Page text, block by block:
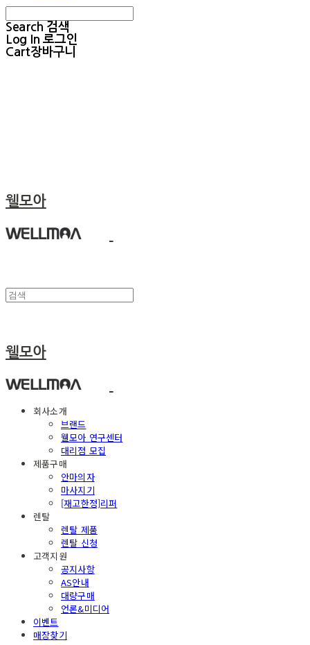
Search 검색
Log In 로그인
Cart장바구니
웰모아
웰모아
회사소개
브랜드
웰모아 연구센터
대리점 모집
제품구매
안마의자
마사지기
[재고한정]리퍼
렌탈
렌탈 제품
렌탈 신청
고객지원
공지사항
AS안내
대량구매
언론&미디어
이벤트
매장찾기